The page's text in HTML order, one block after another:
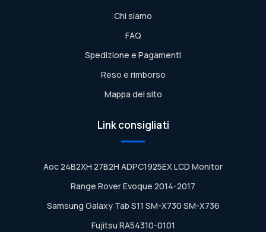
Chi siamo
FAQ
Spedizione e Pagamenti
Reso e rimborso
Mappa del sito
Link consigliati
Aoc 24B2XH 27B2H ADPC1925EX LCD Monitor
Range Rover Evoque 2014-2017
Samsung Galaxy Tab S11 SM-X730 SM-X736
Fujitsu RA54310-0101